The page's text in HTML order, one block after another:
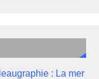
: La mer